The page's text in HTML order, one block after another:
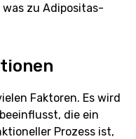
zu Adipositas-
Faktoren. Es wird
die ein
Prozess ist,